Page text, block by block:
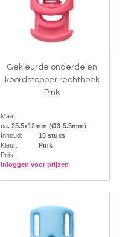
Gekleurde onderdelen
koordstopper rechthoek
Pink
Maat:
ca. 25.5x12mm (Ø3-5.5mm)
Inhoud:
10 stuks
Kleur:
Pink
Prijs:
Inloggen voor prijzen